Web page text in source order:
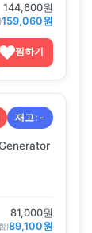
144,600원
159,060원
찜하기
재고:-
81,000원
)89,100원